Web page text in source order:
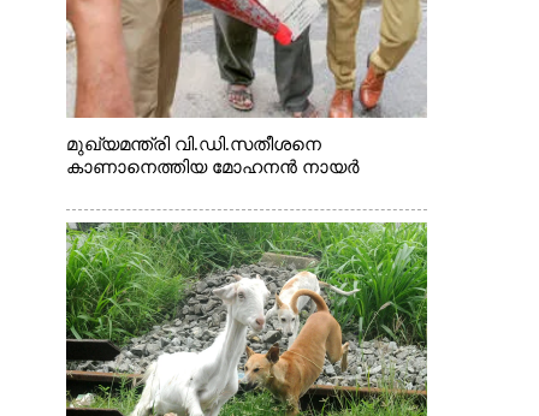
മുഖ്യമന്ത്രി വി.ഡി.സതീശനെ
കാണാനെത്തിയ മോഹനൻ നായർ